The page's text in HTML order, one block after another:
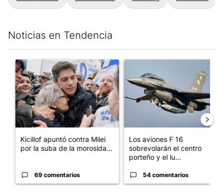
Noticias en Tendencia
Un artículo de tendencia con el título "Kicillof apuntó contra
Kicillof apuntó contra Milei
por la suba de la morosida...
69 comentarios
Los aviones F 16
sobrevolarán el centro
porteño y el lu...
54 comentarios